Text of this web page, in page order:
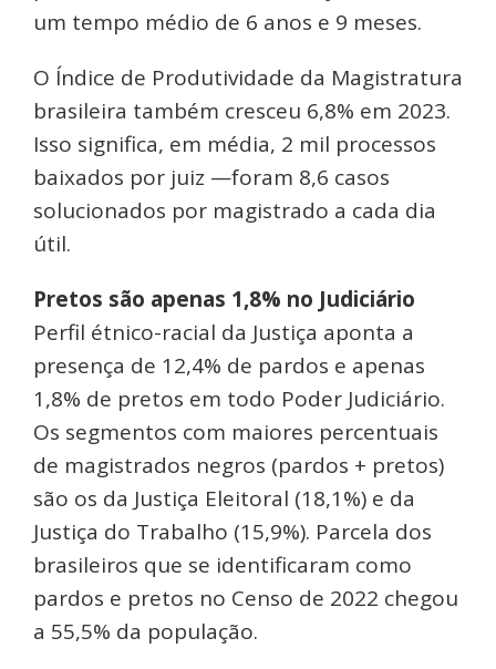
um tempo médio de 6 anos e 9 meses.
O Índice de Produtividade da Magistratura
brasileira também cresceu 6,8% em 2023.
Isso significa, em média, 2 mil processos
baixados por juiz —foram 8,6 casos
solucionados por magistrado a cada dia
útil.
Pretos são apenas 1,8% no Judiciário
Perfil étnico-racial da Justiça aponta a
presença de 12,4% de pardos e apenas
1,8% de pretos em todo Poder Judiciário.
Os segmentos com maiores percentuais
de magistrados negros (pardos + pretos)
são os da Justiça Eleitoral (18,1%) e da
Justiça do Trabalho (15,9%). Parcela dos
brasileiros que se identificaram como
pardos e pretos no Censo de 2022 chegou
a 55,5% da população.